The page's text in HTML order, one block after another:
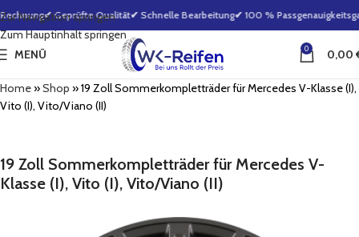
Zur Navigation springen
Zum Hauptinhalt springen
✔ Geprüfte Qualität✔ Schnelle Bearbeitung✔ 100 %
MENÜ 0 0,00
Home»Shop »19 Zoll Sommerkompletträder für Mercedes V-Klasse (I),
Vito (I), Vito/Viano (II)
19 Zoll Sommerkompletträder für Mercedes V-
Klasse (I), Vito (I), Vito/Viano (II)